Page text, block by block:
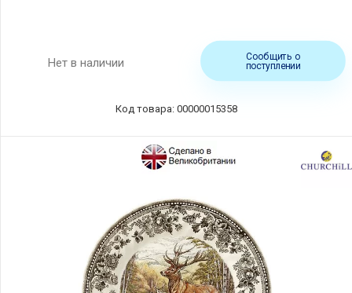
Нет в наличии
Сообщить о
поступлении
Код товара: 00000015358